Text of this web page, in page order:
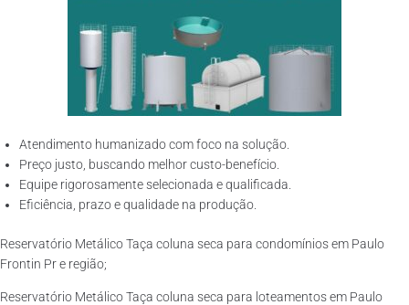
Atendimento humanizado com foco na solução.
Preço justo, buscando melhor custo-benefício.
Equipe rigorosamente selecionada e qualificada.
Eficiência, prazo e qualidade na produção.
Reservatório Metálico Taça coluna seca para condomínios em Paulo
Frontin Pr e região;
Reservatório Metálico Taça coluna seca para loteamentos em Paulo